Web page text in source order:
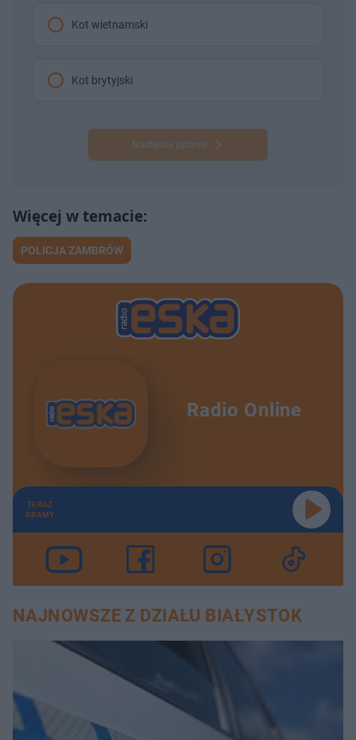
Kot wietnamski
Kot brytyjski
Następne pytanie
POLICJA ZAMBRÓW
Radio Online
TERAZ
GRAMY
NAJNOWSZE Z DZIAŁU BIAŁYSTOK